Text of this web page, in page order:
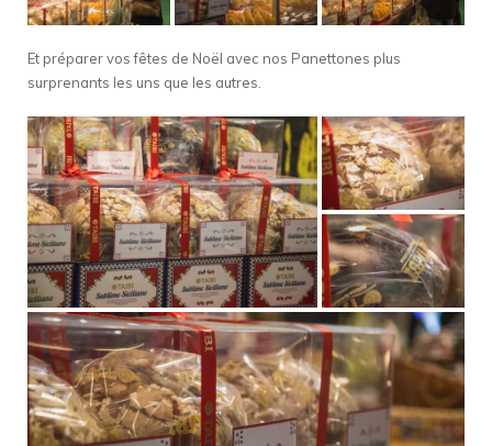
Et préparer vos fêtes de Noël avec nos Panettones plus
surprenants les uns que les autres.